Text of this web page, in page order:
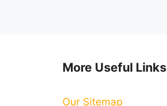
More Useful Links
Our Sitemap